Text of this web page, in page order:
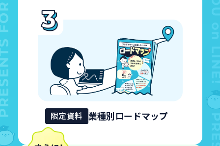
限定資料 業種別ロードマップ